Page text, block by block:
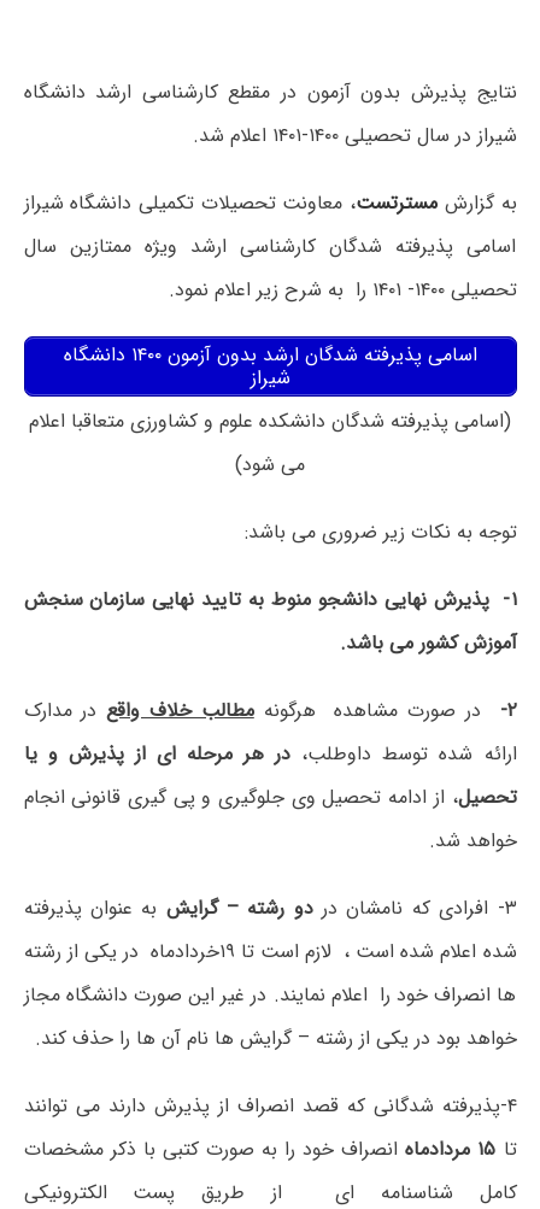
نتایج پذیرش بدون آزمون در مقطع کارشناسی ارشد دانشگاه
شیراز در سال تحصیلی ۱۴۰۰-۱۴۰۱ اعلام شد.
به گزارش مسترتست، معاونت تحصیلات تکمیلی دانشگاه شیراز
اسامی پذیرفته شدگان کارشناسی ارشد ویژه ممتازین سال
تحصیلی ۱۴۰۰- ۱۴۰۱ را به شرح زیر اعلام نمود.
اسامی پذیرفته شدگان ارشد بدون آزمون ۱۴۰۰ دانشگاه
شیراز
(اسامی پذیرفته شدگان دانشکده علوم و کشاورزی متعاقبا اعلام
می شود)
توجه به نکات زیر ضروری می باشد:
۱- پذیرش نهایی دانشجو منوط به تایید نهایی سازمان سنجش
آموزش کشور می باشد.
۲- در صورت مشاهده هرگونهمطالب خلاف واقعدر مدارک
ارائه شده توسط داوطلب، در هر مرحله ای از پذیرش و یا
تحصیل، از ادامه تحصیل وی جلوگیری و پی گیری قانونی انجام
خواهد شد.
۳- افرادی که نامشان در دو رشته– گرایش به عنوان پذیرفته
شده اعلام شده است ، لازم است تا ۱۹خردادماه در یکی از رشته
ها انصراف خود را اعلام نمایند. در غیر این صورت دانشگاه مجاز
خواهد بود در یکی از رشته – گرایش ها نام آن ها را حذف کند.
۴-پذیرفته شدگانی که قصد انصراف از پذیرش دارند می توانند
تا ۱۵ مردادماه
انصراف خود را به صورت کتبی با ذکر مشخصات
کامل شناسنامه ای از طریق پست الکترونیکی